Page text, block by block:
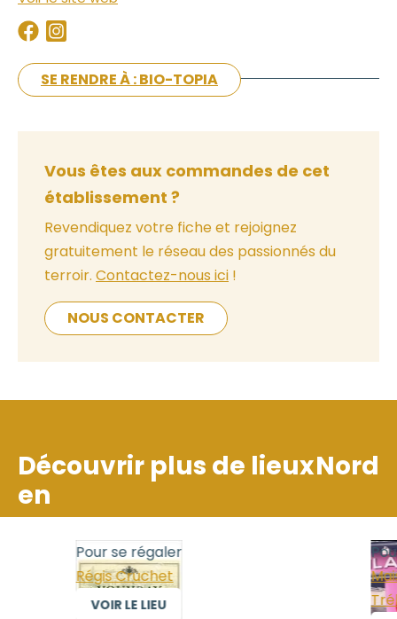
SE RENDRE À : BIO-TOPIA
Vous êtes aux commandes de cet
établissement ?
Revendiquez votre fiche et rejoignez
gratuitement le réseau des passionnés du
terroir. Contactez-nous ici !
NOUS CONTACTER
Découvrir plus de lieux
en
Nord
Pour se régaler
Régis Cruchet
VOIR LE LIEU